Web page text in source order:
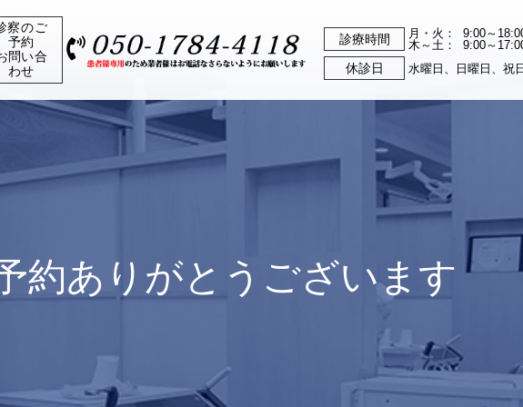
察のご
予約
問い合
わせ
診療時間 月・火：
9:00～
木～土：
9:00～
休診日 水曜日、日曜日、祝
約ありがとうございます